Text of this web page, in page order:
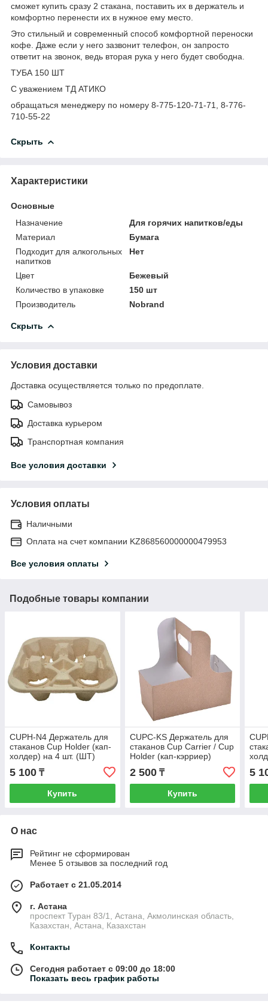
сможет купить сразу 2 стакана, поставить их в держатель и
комфортно перенести их в нужное ему место.
Это стильный и современный способ комфортной переноски
кофе. Даже если у него зазвонит телефон, он запросто
ответит на звонок, ведь вторая рука у него будет свободна.
ТУБА 150 ШТ
С уважением ТД АТИКО
обращаться менеджеру по номеру 8-775-120-71-71, 8-776-
710-55-22
Скрыть
Характеристики
Основные
Назначение
Для горячих напитков/еды
Материал
Бумага
Подходит для алкогольных
напитков
Нет
Цвет
Бежевый
Количество в упаковке
150 шт
Производитель
Nobrand
Скрыть
Условия доставки
Доставка осуществляется только по предоплате.
Самовывоз
Доставка курьером
Транспортная компания
Все условия доставки
Условия оплаты
Наличными
Оплата на счет компании KZ868560000000479953
Все условия оплаты
Подобные товары компании
CUPH-N4 Держатель для
стаканов Cup Holder (кап-
холдер) на 4 шт. (ШТ)
5 100 ₸
Купить
CUPC-KS Держатель для
стаканов Cup Carrier / Cup
Holder (кап-кэрриер)
(ТУБА 50 ШТ)
2 500₸
Купить
5
О нас
Рейтинг не сформирован
Менее 5 отзывов за последний год
Работает с 21.05.2014
г. Астана
проспект Туран 83/1, Астана, Акмолинская область,
Казахстан, Астана, Казахстан
Контакты
Сегодня работает с 09:00 до 18:00
Показать весь график работы